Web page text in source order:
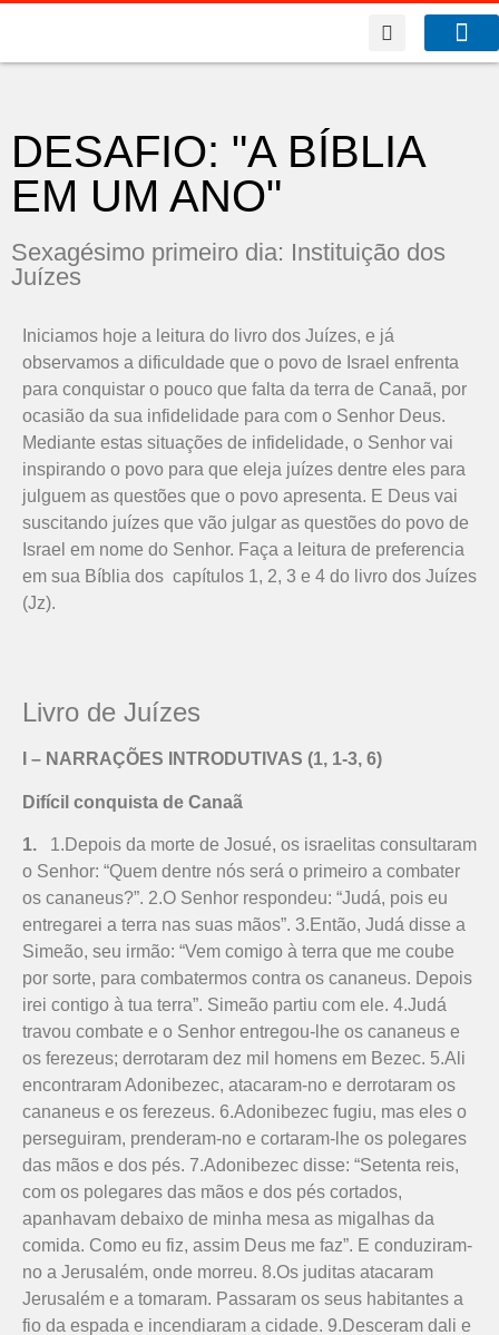
DESAFIO: "A BÍBLIA
EM UM ANO"
Sexagésimo primeiro dia: Instituição dos
Juízes
Iniciamos hoje a leitura do livro dos Juízes, e já
observamos a dificuldade que o povo de Israel enfrenta
para conquistar o pouco que falta da terra de Canaã, por
ocasião da sua infidelidade para com o Senhor Deus.
Mediante estas situações de infidelidade, o Senhor vai
inspirando o povo para que eleja juízes dentre eles para
julguem as questões que o povo apresenta. E Deus vai
suscitando juízes que vão julgar as questões do povo de
Israel em nome do Senhor. Faça a leitura de preferencia
em sua Bíblia dos capítulos 1, 2, 3 e 4 do livro dos Juízes
(Jz).
Livro de Juízes
I – NARRAÇÕES INTRODUTIVAS (1, 1-3, 6)
Difícil conquista de Canaã
1. 1.Depois da morte de Josué, os israe­­litas consultaram
o Senhor: “Quem dentre nós será o primeiro a combater
os cana­neus?”. 2.O Senhor respondeu: “Judá, pois eu
entregarei a terra nas suas mãos”. 3.Então, Judá disse a
Simeão, seu irmão: “Vem comigo à terra que me coube
por sorte, para combatermos contra os cana­neus. Depois
irei contigo à tua terra”. Simeão partiu com ele. 4.Judá
travou combate e o Senhor entregou-lhe os cananeus e
os ferezeus; derrotaram dez mil homens em Bezec. 5.Ali
encontraram Adonibezec, atacaram-no e derrotaram os
cananeus e os ferezeus. 6.Adonibezec fugiu, mas eles o
perseguiram, prenderam-no e cortaram-lhe os polegares
das mãos e dos pés. 7.Adonibezec disse: “Setenta reis,
com os polegares das mãos e dos pés cortados,
apanhavam debaixo de minha mesa as migalhas da
comida. Como eu fiz, assim Deus me faz”. E conduziram-
no a Jerusalém, onde morreu. 8.Os juditas atacaram
Jerusalém e a tomaram. Passaram os seus habitantes a
fio da espada e incendiaram a cidade. 9.Desceram dali e